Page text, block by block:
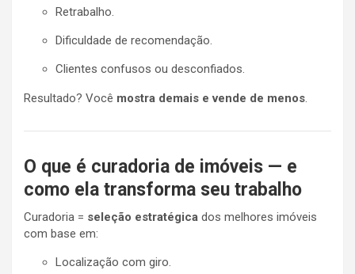
Retrabalho.
Dificuldade de recomendação.
Clientes confusos ou desconfiados.
Resultado? Você mostra demais e vende de menos.
O que é curadoria de imóveis — e
como ela transforma seu trabalho
Curadoria = seleção estratégica dos melhores imóveis
com base em:
Localização com giro.